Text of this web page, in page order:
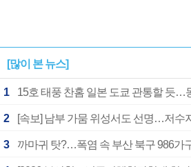
[많이 본 뉴스]
1 15호 태풍 찬홈 일본 도쿄 관통할 듯…
2 [속보] 남부 가뭄 위성서도 선명…저수
3 까마귀 탓?…폭염 속 부산 북구 986가